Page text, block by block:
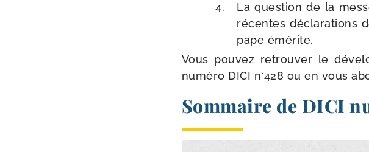
La ques­tion de la
récentes décla­ra­tions
pape émérite.
Vous pou­vez retrou­ver le
numé­ro DICI n°428 ou en vous
Sommaire de DICI